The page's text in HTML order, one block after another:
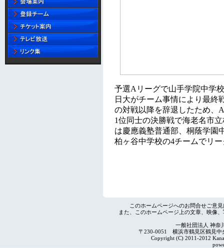
このホームページへのお問合せご意
また、このホームページ上の文章、映像
一般社団法人 神奈
〒230-0051 横浜市鶴見区鶴見
Copyright (C) 2011-2012